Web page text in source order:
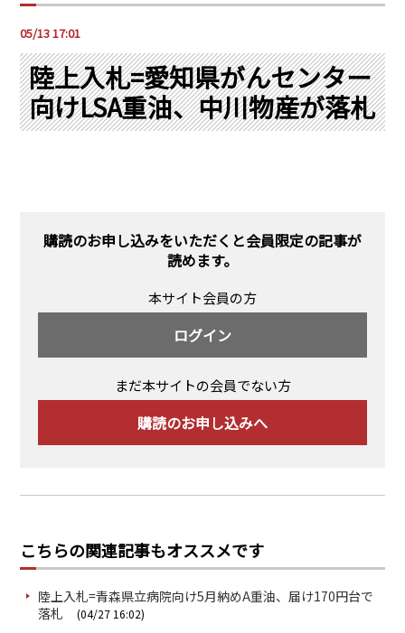
コンサルティング
PRA原則
Q & A
採用情報
English Website
05/13 17:01
陸上入札=愛知県がんセンター
向けLSA重油、中川物産が落札
購読のお申し込みをいただくと会員限定の記事が
読めます。
本サイト会員の方
ログイン
まだ本サイトの会員でない方
購読のお申し込みへ
こちらの関連記事もオススメです
陸上入札=青森県立病院向け5月納めA重油、届け170円台で
落札
(04/27 16:02)